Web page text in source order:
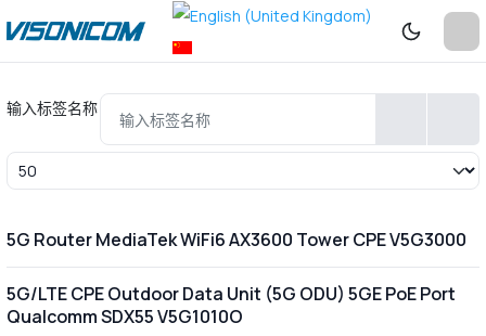
输入标签名称
每页显示条数
5G Router MediaTek WiFi6 AX3600 Tower CPE V5G3000
5G/LTE CPE Outdoor Data Unit (5G ODU) 5GE PoE Port
Qualcomm SDX55 V5G1010O